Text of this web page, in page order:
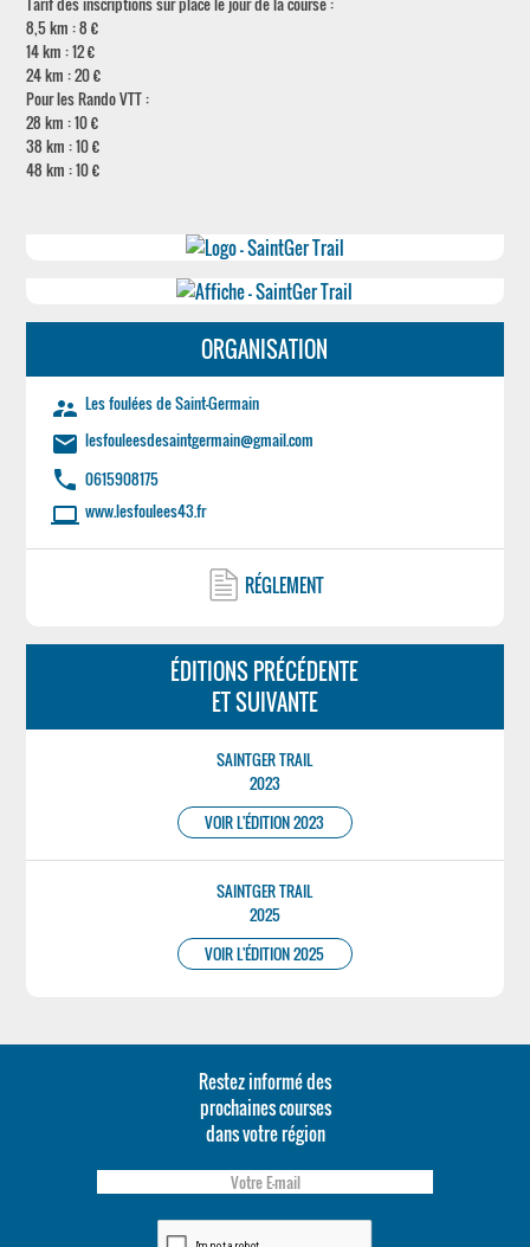
8,5 km : 8 €
14 km : 12 €
24 km : 20 €
Pour les Rando VTT :
28 km : 10 €
38 km : 10 €
48 km : 10 €
ORGANISATION
supervisor_account Les foulées de Saint-Germain
email lesfouleesdesaintgermain@gmail.com
phone 0615908175
laptop www.lesfoulees43.fr
RÉGLEMENT
ÉDITIONS PRÉCÉDENTE
ET SUIVANTE
SAINTGER TRAIL
2023
VOIR L'ÉDITION 2023
SAINTGER TRAIL
2025
VOIR L'ÉDITION 2025
Restez informé des
prochaines courses
dans votre région